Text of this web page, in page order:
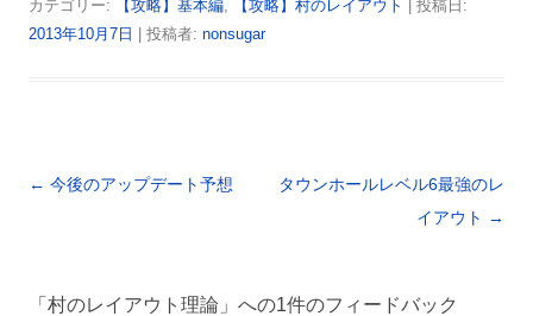
カテゴリー: 【攻略】基本編, 【攻略】村のレイアウト
| 投稿日:
2013年10月7日
投稿者: nonsugar
投稿ナビゲーション
← 今後のアップデート予想
タウンホールレベル6最強のレ
イアウト →
「 村のレイアウト理論 」への1件のフィードバック